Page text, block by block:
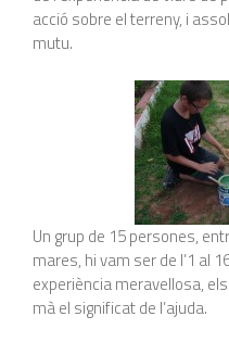
acció sobre el terreny, i
mutu.
Un grup de 15 persones,
mares, hi vam ser de l’1 al
experiència meravellosa,
mà el significat de l’ajuda.